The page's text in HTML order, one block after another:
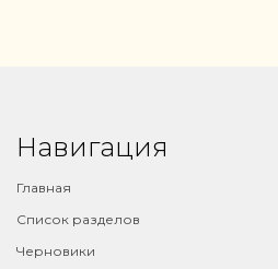
Навигация
Главная
Список разделов
Черновики